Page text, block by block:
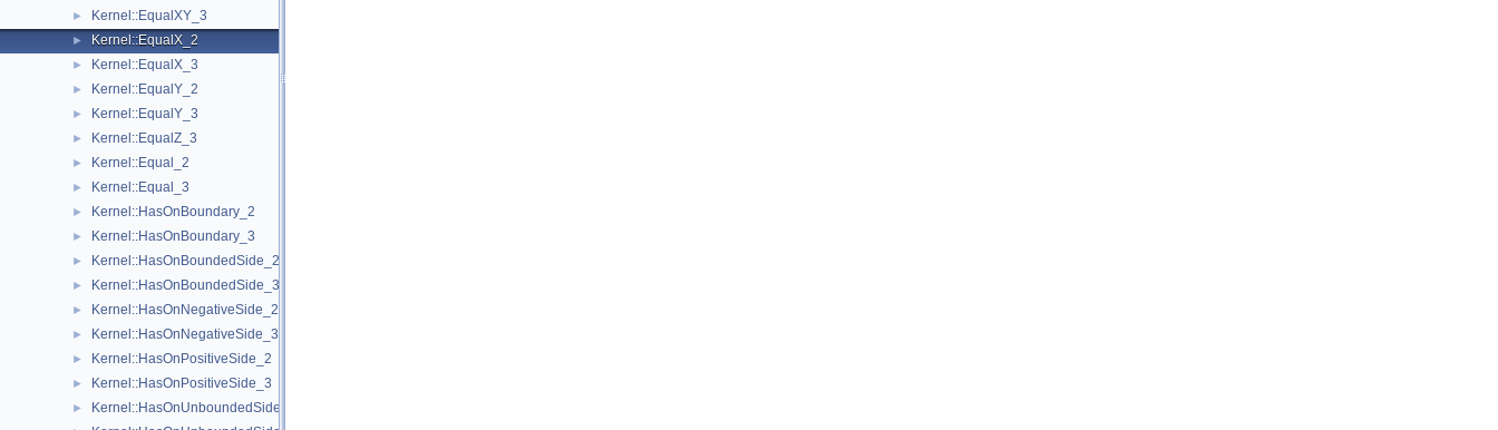
► Kernel::EqualXY_3
► Kernel::EqualX_2
► Kernel::EqualX_3
► Kernel::EqualY_2
► Kernel::EqualY_3
► Kernel::EqualZ_3
► Kernel::Equal_2
► Kernel::Equal_3
► Kernel::HasOnBoundary_2
► Kernel::HasOnBoundary_3
► Kernel::HasOnBoundedSide_2
► Kernel::HasOnBoundedSide_3
► Kernel::HasOnNegativeSide_2
► Kernel::HasOnNegativeSide_3
► Kernel::HasOnPositiveSide_2
► Kernel::HasOnPositiveSide_3
► Kernel::HasOnUnboundedSide_2